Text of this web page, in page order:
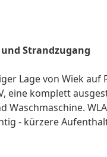
Strandzugang
Lage von Wiek auf
eine komplett
- kürzere